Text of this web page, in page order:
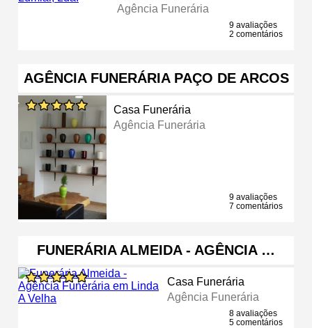
Agência Funerária
9 avaliações
2 comentários
AGÊNCIA FUNERÁRIA PAÇO DE ARCOS
Casa Funerária
Agência Funerária
9 avaliações
7 comentários
FUNERÁRIA ALMEIDA - AGÊNCIA …
Casa Funerária
Agência Funerária
8 avaliações
5 comentários